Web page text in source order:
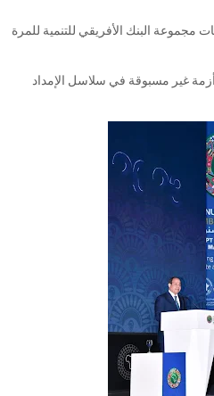
البنك الأفريقي للتنمية للمرة
أزمة غير مسبوقة في سلاسل الإمداد